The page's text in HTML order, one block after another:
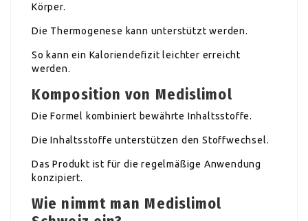
Körper.
Die Thermogenese kann unterstützt werden.
So kann ein Kaloriendefizit leichter erreicht
werden.
Komposition von Medislimol
Die Formel kombiniert bewährte Inhaltsstoffe.
Die Inhaltsstoffe unterstützen den Stoffwechsel.
Das Produkt ist für die regelmäßige Anwendung
konzipiert.
Wie nimmt man Medislimol